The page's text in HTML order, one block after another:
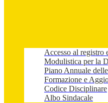
Accesso al registro
Modulistica per la
Piano Annuale
Formazione e
Codice Disciplinare
Albo Sindacale